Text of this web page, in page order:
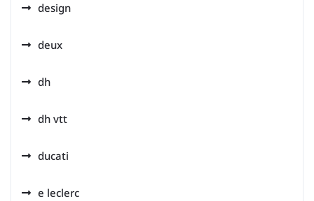
design
deux
dh
dh vtt
ducati
e leclerc